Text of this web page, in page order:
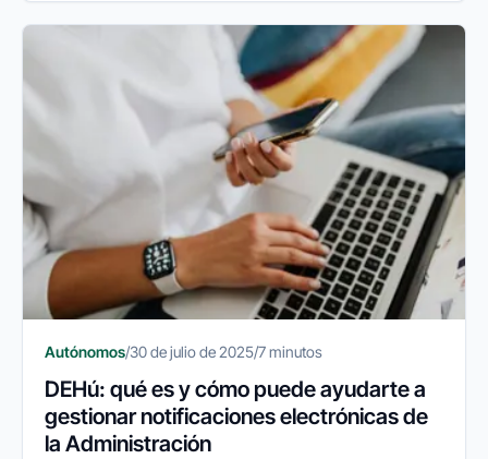
Autónomos/30 de julio de 2025/7 minutos
DEHú: qué es y cómo puede ayudarte a
gestionar notificaciones electrónicas de
la Administración